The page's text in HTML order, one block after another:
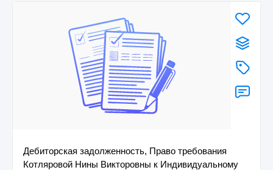
Дебиторская задолженность, Право требования
Котляровой Нины Викторовны к Индивидуальному